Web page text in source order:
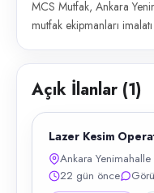
MCS Mutfak, Ankara
mutfak ekipmanları
Açık İlanlar (1)
Lazer Kesim
Ankara
22 gün önce